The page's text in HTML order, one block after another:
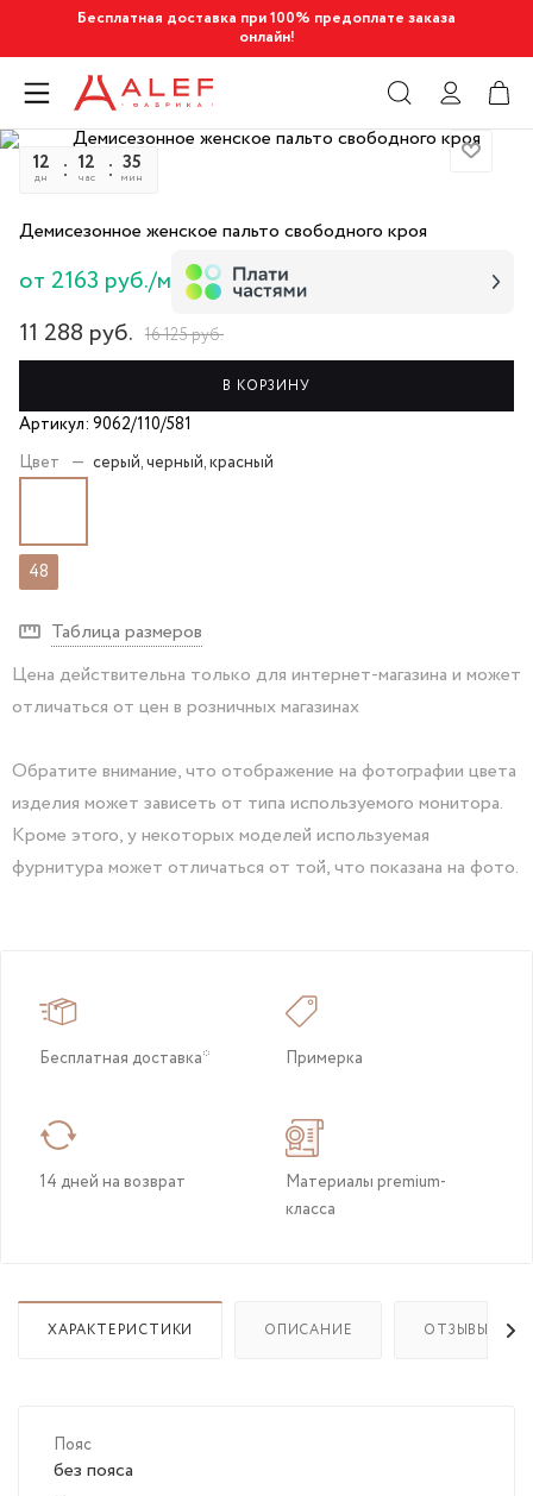
Бесплатная доставка при 100% предоплате заказа
онлайн!
12
дн
12
час
35
мин
Демисезонное женское пальто свободного кроя
от 2163 руб./м
11 288 руб. 16 125руб.
В КОРЗИНУ
Артикул: 9062/110/581
Цвет — серый, черный, красный
48
Таблица размеров
Цена действительна только для интернет-магазина и может
отличаться от цен в розничных магазинах
Обратите внимание, что отображение на фотографии цвета
изделия может зависеть от типа используемого монитора.
Кроме этого, у некоторых моделей используемая
фурнитура может отличаться от той, что показана на фото.
Бесплатная доставка* Примерка
14 дней на возврат
Материалы premium-
класса
ХАРАКТЕРИСТИКИ ОПИСАНИЕ ОТЗЫВЫ
Пояс
без пояса